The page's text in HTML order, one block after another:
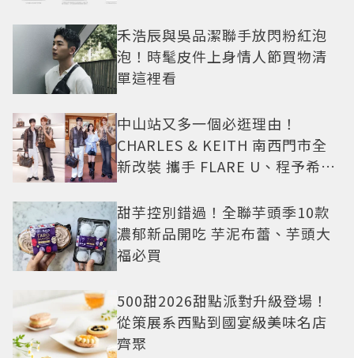
禾浩辰與吳品潔聯手放閃粉紅泡
泡！時髦皮件上身情人節買物清
單這裡看
中山站又多一個必逛理由！
CHARLES & KEITH 南西門市全
新改裝 攜手 FLARE U、程予希演
甜芋控別錯過！全聯芋頭季10款
濃郁新品開吃 芋泥布蕾、芋頭大
福必買
500甜2026甜點派對升級登場！
從策展系西點到國宴級美味名店
齊聚